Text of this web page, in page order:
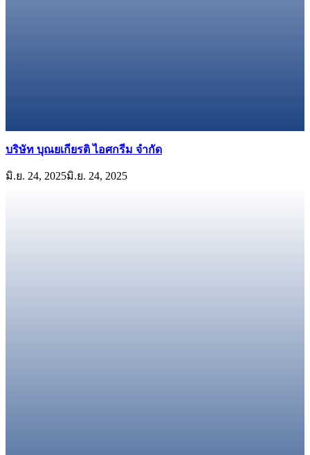
บริษัท บุณยเกียรติ ไอศกรีม จำกัด​
มิ.ย. 24, 2025มิ.ย. 24, 2025